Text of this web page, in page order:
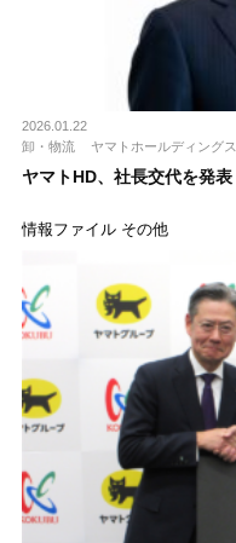
2026.01.22
卸・物流
ヤマトホールディングス
ヤマトHD、社長交代を発表
情報ファイル その他